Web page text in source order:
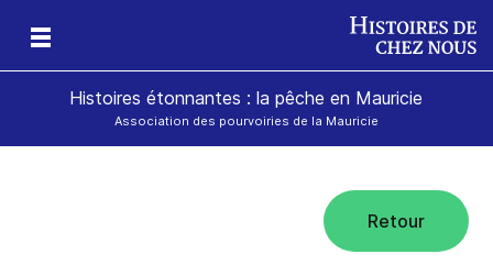
Histoires étonnantes : la pêche en Mauricie
Association des pourvoiries de la Mauricie
Retour